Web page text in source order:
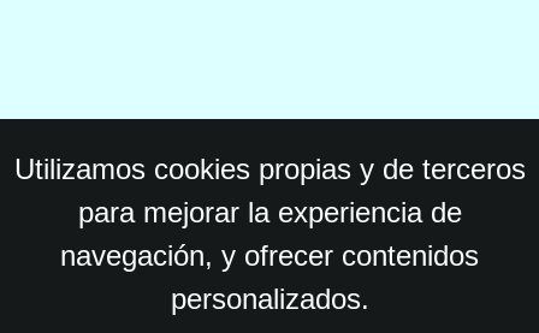
Utilizamos cookies propias y de terceros
para mejorar la experiencia de
navegación, y ofrecer contenidos
personalizados.